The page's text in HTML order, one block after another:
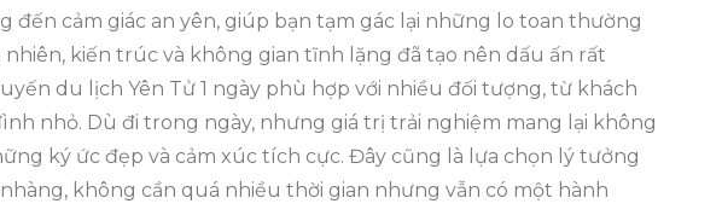
đến cảm giác an yên, giúp bạn tạm gác lại những lo toan thường
kiến trúc và không gian tĩnh lặng đã tạo nên dấu ấn rất
du lịch Yên Tử 1 ngày phù hợp với nhiều đối tượng, từ khách
nhỏ. Dù đi trong ngày, nhưng giá trị trải nghiệm mang lại không
ký ức đẹp và cảm xúc tích cực. Đây cũng là lựa chọn lý tưởng
không cần quá nhiều thời gian nhưng vẫn có một hành